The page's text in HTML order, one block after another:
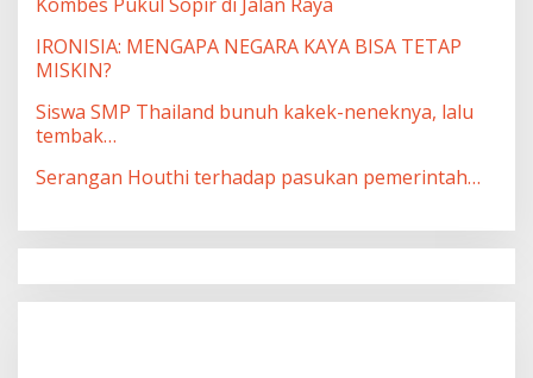
IRONISIA: MENGAPA NEGARA KAYA BISA TETAP
MISKIN?
Siswa SMP Thailand bunuh kakek-neneknya, lalu
tembak…
Serangan Houthi terhadap pasukan pemerintah…